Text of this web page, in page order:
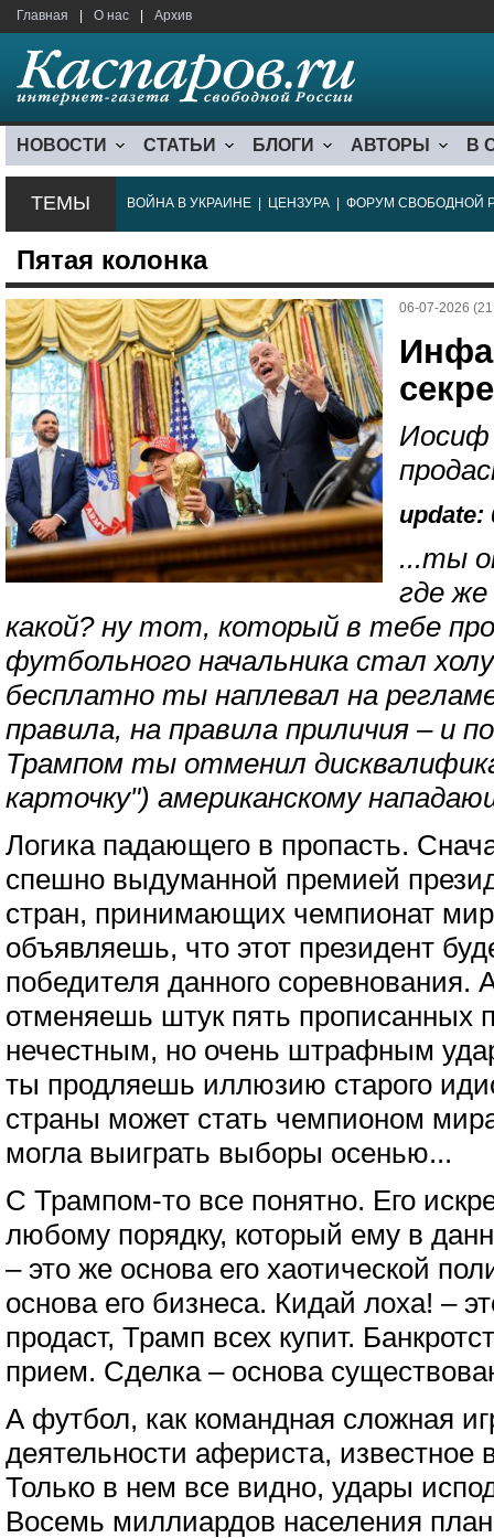
Главная О нас Архив
НОВОСТИ СТАТЬИ БЛОГИ АВТОРЫ В
ТЕМЫ ВОЙНА В УКРАИНЕ ЦЕНЗУРА ФОРУМ СВОБОДНОЙ
Пятая колонка
06-07-2026
Иосиф
update:
...ты
где же
какой? ну тот, который в тебе
футбольного начальника стал
бесплатно ты наплевал на
правила, на правила приличия – и
Трампом ты отменил
карточку") американскому
Логика падающего в пропасть.
спешно выдуманной премией
стран, принимающих чемпионат
объявляешь, что этот президент
победителя данного соревнования.
отменяешь штук пять прописанных
нечестным, но очень штрафным
ты продляешь иллюзию старого
страны может стать чемпионом
могла выиграть выборы осенью...
С Трампом-то все понятно. Его
любому порядку, который ему в
– это же основа его хаотической
основа его бизнеса. Кидай лоха! –
продаст, Трамп всех купит.
прием. Сделка – основа
А футбол, как командная сложная
деятельности афериста, известное
Только в нем все видно, удары
Восемь миллиардов населения